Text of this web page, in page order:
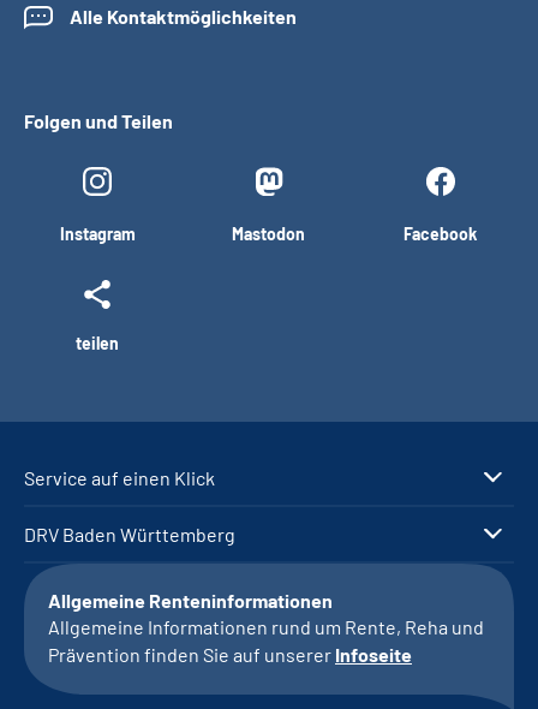
Alle Kontaktmöglichkeiten
Folgen und Teilen
Instagram Mastodon Facebook
teilen
Service auf einen Klick
DRV Baden Württemberg
Allgemeine Renteninformationen
Allgemeine Informationen rund um Rente, Reha und
Prävention finden Sie auf unserer Infoseite